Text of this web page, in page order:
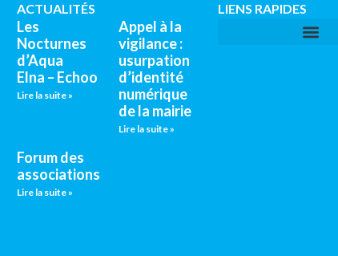
ACTUALITÉS
Les
Nocturnes
d’Aqua
Elna – Echoo
Lire la suite »
Appel à la
vigilance :
usurpation
d’identité
numérique
de la mairie
Lire la suite »
Forum des
associations
Lire la suite »
LIENS RAPIDES